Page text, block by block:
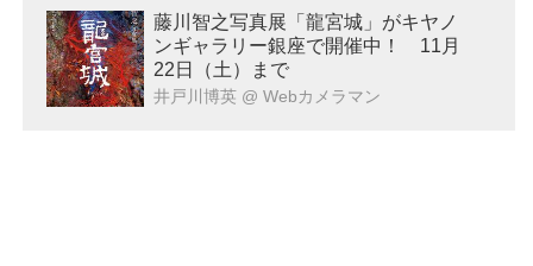
（土）に開催予定！
藤川智之写真展「龍宮城」がキヤノ
ンギャラリー銀座で開催中！ 11月
22日（土）まで
井戸川博英 @ Webカメラマン